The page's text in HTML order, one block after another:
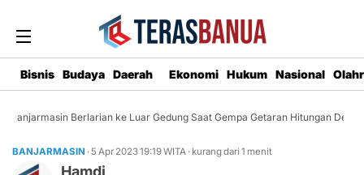
Bisnis Budaya Daerah Ekonomi Hukum Nasional
Banjarmasin Berlarian ke Luar Gedung Saat Gempa Getaran Hitungan Detik
BANJARMASIN · 5 Apr 202319:19WITA · kurang dari 1 menit
Hamdi